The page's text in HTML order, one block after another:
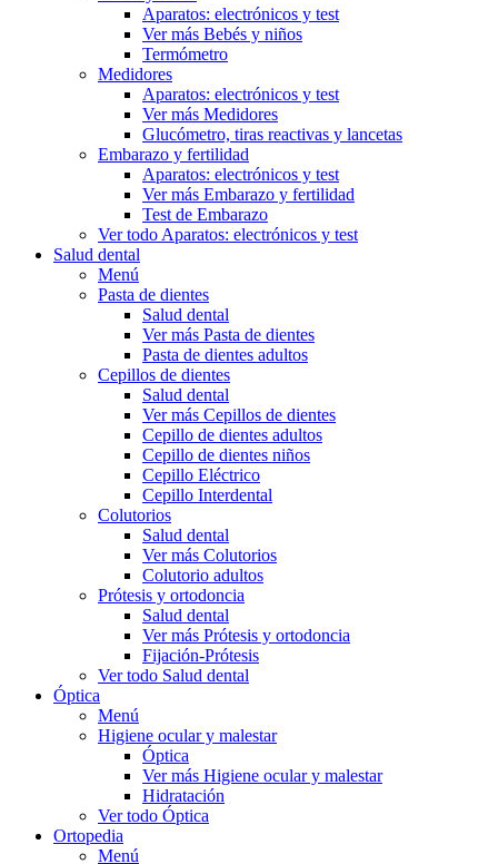
Aparatos: electrónicos y test
Ver más Bebés y niños
Termómetro
Medidores
Aparatos: electrónicos y test
Ver más Medidores
Glucómetro, tiras reactivas y lancetas
Embarazo y fertilidad
Aparatos: electrónicos y test
Ver más Embarazo y fertilidad
Test de Embarazo
Ver todo Aparatos: electrónicos y test
Salud dental
Menú
Pasta de dientes
Salud dental
Ver más Pasta de dientes
Pasta de dientes adultos
Cepillos de dientes
Salud dental
Ver más Cepillos de dientes
Cepillo de dientes adultos
Cepillo de dientes niños
Cepillo Eléctrico
Cepillo Interdental
Colutorios
Salud dental
Ver más Colutorios
Colutorio adultos
Prótesis y ortodoncia
Salud dental
Ver más Prótesis y ortodoncia
Fijación-Prótesis
Ver todo Salud dental
Óptica
Menú
Higiene ocular y malestar
Óptica
Ver más Higiene ocular y malestar
Hidratación
Ver todo Óptica
Ortopedia
Menú